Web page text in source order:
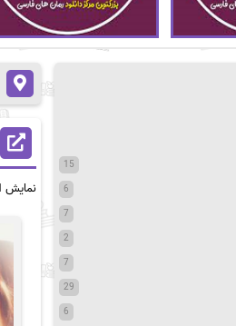
نمایش 1–27 از 1260 نتیجه
15
6
7
2
7
29
6